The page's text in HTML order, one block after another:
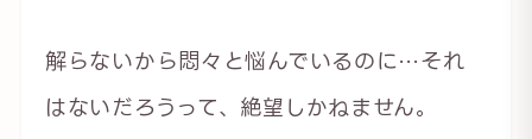
解らないから悶々と悩んでいるのに…それ
はないだろうって、絶望しかねません。